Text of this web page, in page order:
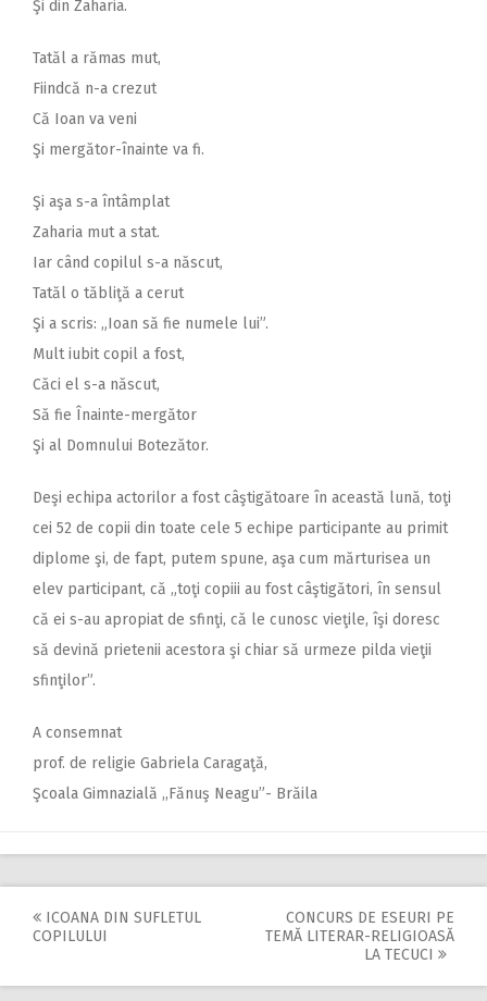
Şi din Zaharia.
Tatăl a rămas mut,
Fiindcă n-a crezut
Că Ioan va veni
Şi mergător-înainte va fi.
Şi aşa s-a întâmplat
Zaharia mut a stat.
Iar când copilul s-a născut,
Tatăl o tăbliţă a cerut
Şi a scris: „Ioan să fie numele lui”.
Mult iubit copil a fost,
Căci el s-a născut,
Să fie Înainte-mergător
Şi al Domnului Botezător.
Deşi echipa actorilor a fost câştigătoare în această lună, toţi
cei 52 de copii din toate cele 5 echipe participante au primit
diplome şi, de fapt, putem spune, aşa cum mărturisea un
elev participant, că „toţi copiii au fost câştigători, în sensul
că ei s-au apropiat de sfinţi, că le cunosc vieţile, îşi doresc
să devină prietenii acestora şi chiar să urmeze pilda vieţii
sfinţilor”.
A consemnat
prof. de religie Gabriela Caragaţă,
Şcoala Gimnazială ,,Fănuş Neagu”- Brăila
Post
navigation
ICOANA DIN SUFLETUL
COPILULUI
CONCURS DE ESEURI PE
TEMĂ LITERAR-RELIGIOASĂ
LA TECUCI